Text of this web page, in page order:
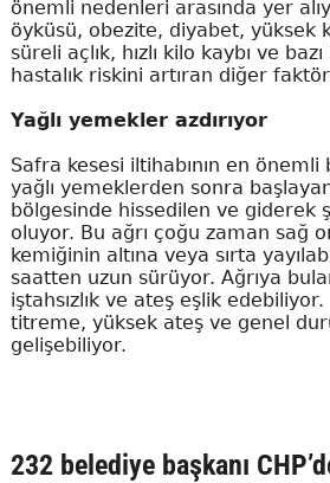
önemli nedenleri arasında yer
öyküsü, obezite, diyabet, yüksek
süreli açlık, hızlı kilo kaybı ve
hastalık riskini artıran diğer
Yağlı yemekler azdırıyor
Safra kesesi iltihabının en
yağlı yemeklerden sonra
bölgesinde hissedilen ve giderek
oluyor. Bu ağrı çoğu zaman sağ
kemiğinin altına veya sırta
saatten uzun sürüyor. Ağrıya
iştahsızlık ve ateş eşlik
titreme, yüksek ateş ve genel
gelişebiliyor.
232 belediye başkanı